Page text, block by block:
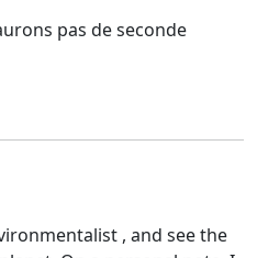
pas de seconde
, and see the